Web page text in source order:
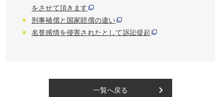
をさせて頂きます
刑事補償と国家賠償の違い
名誉感情を侵害されたとして訴訟提起
一覧へ戻る keyboard_arrow_right